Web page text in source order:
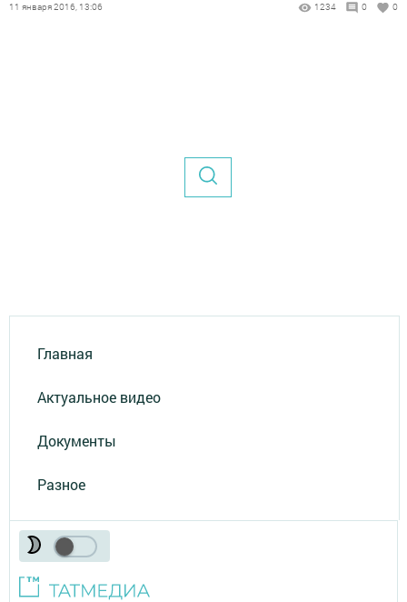
11 января 2016, 13:06 1234 0 0
Главная
Актуальное видео
Документы
Разное